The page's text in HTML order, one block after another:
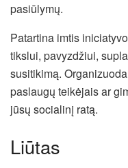
pasiūlymų.
Patartina imtis
tikslui, pavyzdžiui,
susitikimą.
paslaugų teikėjais ar
jūsų socialinį ratą.
Liūtas